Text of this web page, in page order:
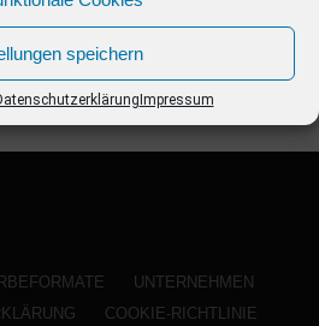
speichern
Impressum
UNTERNEHMEN
COOKIE-RICHTLINIE